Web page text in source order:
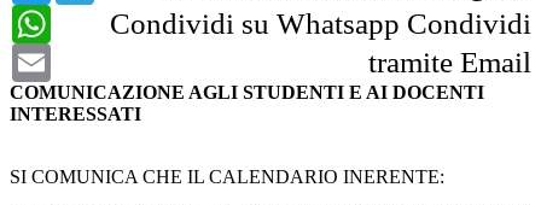
Condividi su Whatsapp
WhatsApp
Condividi
tramite Email
COMUNICAZIONE AGLI STUDENTI E AI DOCENTI
INTERESSATI
SI COMUNICA CHE IL CALENDARIO INERENTE: